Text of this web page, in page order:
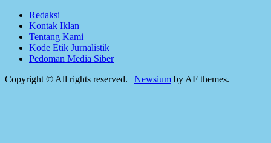
Redaksi
Kontak Iklan
Tentang Kami
Kode Etik Jurnalistik
Pedoman Media Siber
Copyright © All rights reserved. | Newsium by AF themes.